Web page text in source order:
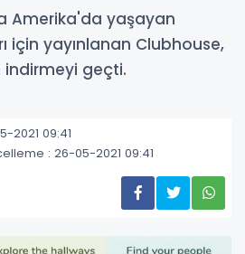
Amerika'da yaşayan
için yayınlanan Clubhouse,
indirmeyi geçti.
2021 09:41
: 26-05-2021 09:41